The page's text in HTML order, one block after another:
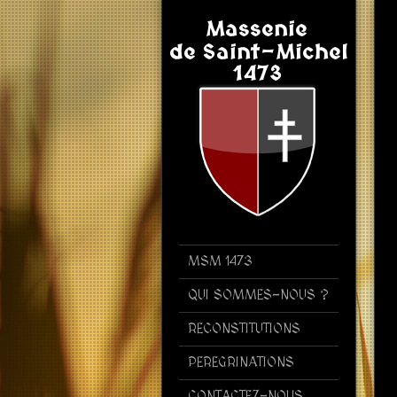
MSM 1473
QUI SOMMES-NOUS ?
RECONSTITUTIONS
PEREGRINATIONS